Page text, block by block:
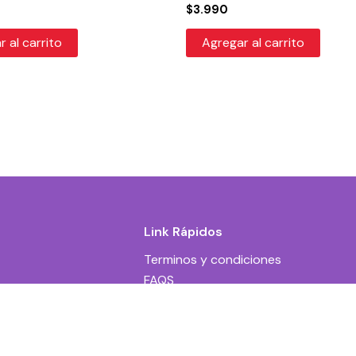
al carrito
$3.990
Agregar al carrito
Link Rápidos
Terminos y condiciones
FAQS